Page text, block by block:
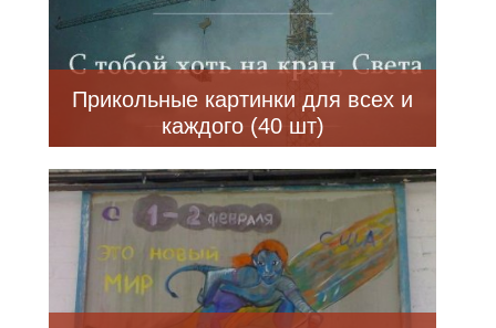
Прикольные картинки для всех и
каждого (40 шт)